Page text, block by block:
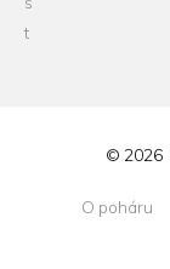
© 2026
O poháru